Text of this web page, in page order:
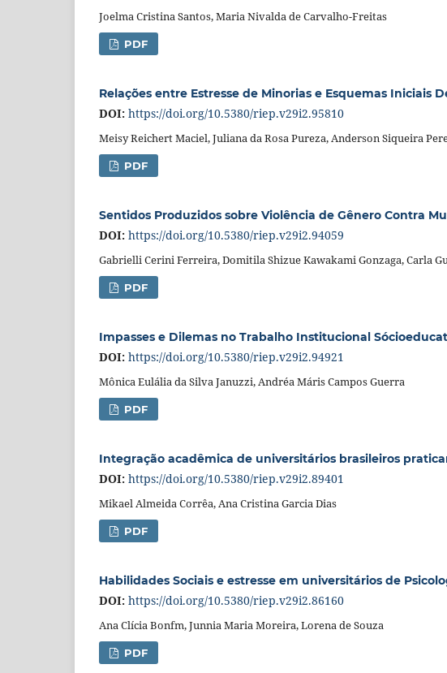
Joelma Cristina Santos, Maria Nivalda de Carvalho-Freitas
PDF
Relações entre Estresse de Minorias e Esquemas Iniciais
DOI: https://doi.org/10.5380/riep.v29i2.95810
Meisy Reichert Maciel, Juliana da Rosa Pureza, Anderson Siqueira
PDF
Sentidos Produzidos sobre Violência de Gênero Contra
DOI: https://doi.org/10.5380/riep.v29i2.94059
Gabrielli Cerini Ferreira, Domitila Shizue Kawakami Gonzaga, Carla
PDF
Impasses e Dilemas no Trabalho Institucional
DOI: https://doi.org/10.5380/riep.v29i2.94921
Mônica Eulália da Silva Januzzi, Andréa Máris Campos Guerra
PDF
Integração acadêmica de universitários brasileiros
DOI: https://doi.org/10.5380/riep.v29i2.89401
Mikael Almeida Corrêa, Ana Cristina Garcia Dias
PDF
Habilidades Sociais e estresse em universitários de
DOI: https://doi.org/10.5380/riep.v29i2.86160
Ana Clícia Bonfm, Junnia Maria Moreira, Lorena de Souza
PDF